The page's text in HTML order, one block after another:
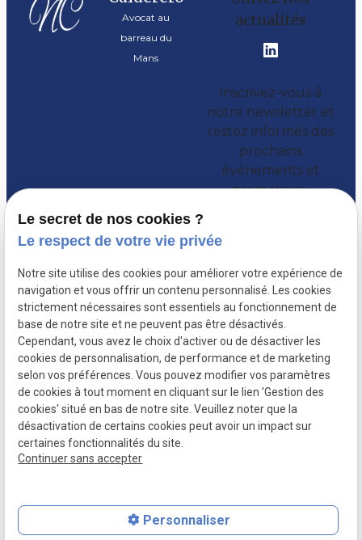
Avocat au
barreau du
Mans
actualités
Inscrivez-vous à
notre newsletter et
restez informés des
prochains
évènements et
promotions.
Mentions
légales
Politique de
confidentialité
Plan du site
Gestion des
cookies
SIRET :
Le secret de nos cookies ?
Le respect de votre vie privée
Notre site utilise des cookies pour améliorer votre expérience de
navigation et vous offrir un contenu personnalisé. Les cookies
strictement nécessaires sont essentiels au fonctionnement de
base de notre site et ne peuvent pas être désactivés.
Cependant, vous avez le choix d'activer ou de désactiver les
cookies de personnalisation, de performance et de marketing
selon vos préférences. Vous pouvez modifier vos paramètres
de cookies à tout moment en cliquant sur le lien 'Gestion des
cookies' situé en bas de notre site. Veuillez noter que la
désactivation de certains cookies peut avoir un impact sur
certaines fonctionnalités du site.
Continuer sans accepter
Personnaliser